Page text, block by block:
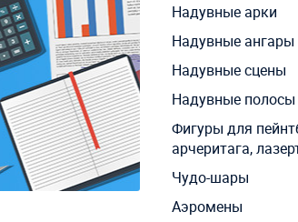
Надувные арки
Надувные ангары
Надувные сцены
Надувные полосы
Фигуры для
арчеритага,
Чудо-шары
Аэромены